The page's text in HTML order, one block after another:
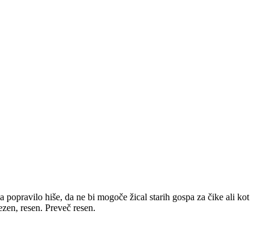
hiše, da ne bi mogoče žical starih gospa za čike ali kot
resen. Preveč resen.